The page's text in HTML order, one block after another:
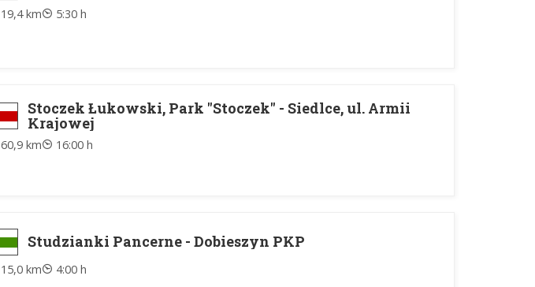
19,4 km 5:30 h
Stoczek Łukowski, Park "Stoczek" - Siedlce, ul. Armii
Krajowej
60,9 km 16:00 h
Studzianki Pancerne - Dobieszyn PKP
15,0 km 4:00 h